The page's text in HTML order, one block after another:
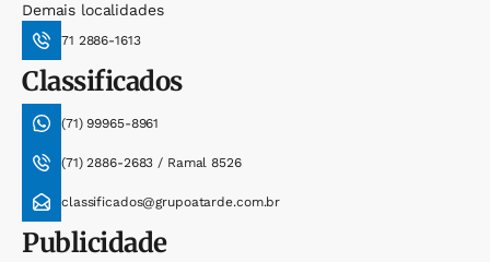
Demais localidades
71 2886-1613
Classificados
(71) 99965-8961
(71) 2886-2683 / Ramal 8526
classificados@grupoatarde.com.br
Publicidade